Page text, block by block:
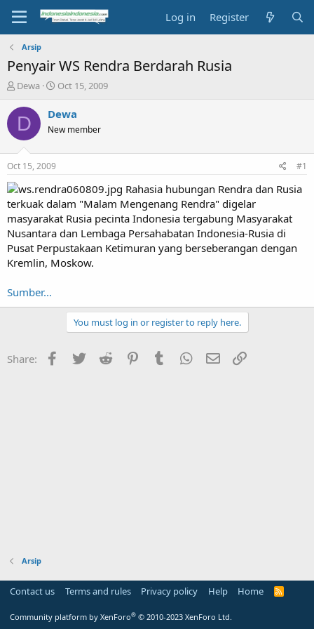
Log in Register
Arsip
Penyair WS Rendra Berdarah Rusia
T
r
a
s
t
a
t
e
r
Dewa
S
a
t
e
Oct 15, 2009
D Dewa
New member
Oct 15, 2009 #1
Rahasia hubungan Rendra dan Rusia
terkuak dalam "Malam Mengenang Rendra" digelar
masyarakat Rusia pecinta Indonesia tergabung Masyarakat
Nusantara dan Lembaga Persahabatan Indonesia-Rusia di
Pusat Perpustakaan Ketimuran yang berseberangan dengan
Kremlin, Moskow.
Sumber...
You must log in or register to reply here.
Share: Facebook
Twitter Reddit PinterestTumblr WhatsApp
Email
Arsip
Contact us Terms and rules Privacy policy Help Home
R
Community platform by XenForo® © 2010-2023 XenForo Ltd.